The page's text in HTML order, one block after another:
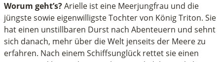
Worum geht’s?Arielle ist eine Meerjungfrau und die
jüngste sowie eigenwilligste Tochter von König Triton. Sie
hat einen unstillbaren Durst nach Abenteuern und sehnt
sich danach, mehr über die Welt jenseits der Meere zu
erfahren. Nach einem Schiffsunglück rettet sie einen